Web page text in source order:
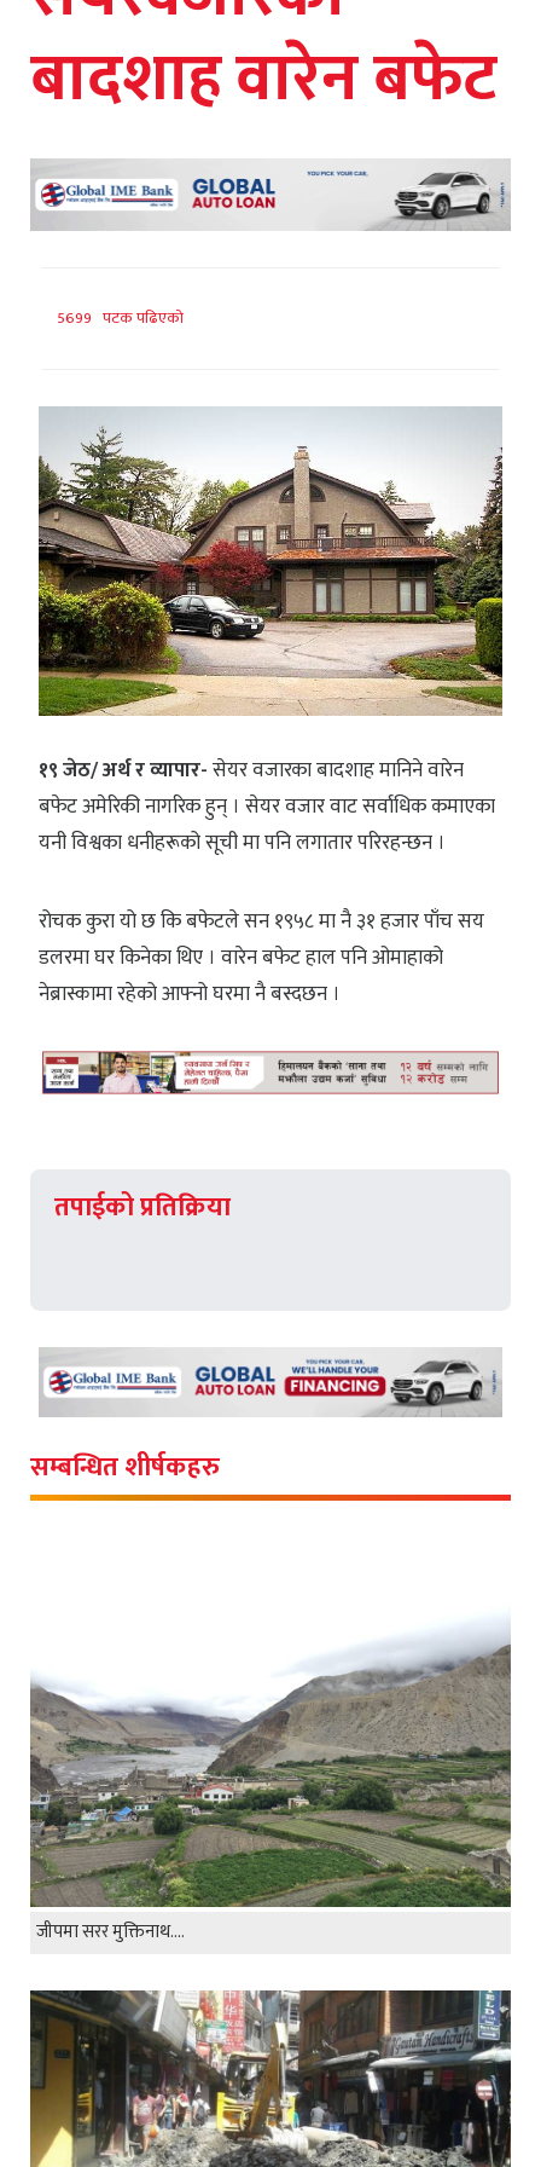
बादशाह वारेन बफेट
5699 पटक पढिएको
१९ जेठ/ अर्थ र व्यापार-सेयर वजारका बादशाह मानिने वारेन
बफेट अमेरिकी नागरिक हुन् । सेयर वजार वाट सर्वाधिक कमाएका
यनी विश्वका धनीहरूको सूची मा पनि लगातार परिरहन्छन ।
रोचक कुरा यो छ कि बफेटले सन १९५८ मा नै ३१ हजार पाँच सय
डलरमा घर किनेका थिए । वारेन बफेट हाल पनि ओमाहाको
नेब्रास्कामा रहेको आफ्नो घरमा नै बस्दछन ।
तपाईको प्रतिक्रिया
सम्बन्धित शीर्षकहरु
जीपमा सरर मुक्तिनाथ....